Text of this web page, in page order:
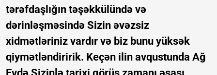
tərəfdaşlığın təşəkkülündə və
dərinləşməsində Sizin əvəzsiz
xidmətləriniz vardır və biz bunu yüksək
qiymətləndiririk. Keçən ilin avqustunda Ağ
Evdə Sizinlə tarixi görüş zamanı əsası